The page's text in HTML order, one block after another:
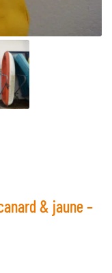
& jaune –